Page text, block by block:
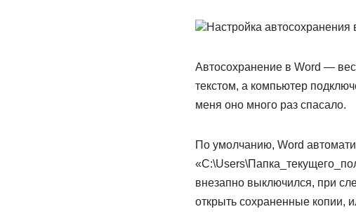
Настройка автосохранения
Автосохранение в Word —
текстом, а компьютер
меня оно много раз спасало.
По умолчанию, Word
внезапно выключился, при
открыть сохраненные копии,